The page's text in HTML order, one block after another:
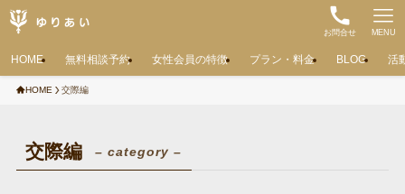
お問合せ MENU
HOME 無料相談予約 女性会員の特徴 プラン・料金 BLOG 活
HOME 交際編
交際編 – category –